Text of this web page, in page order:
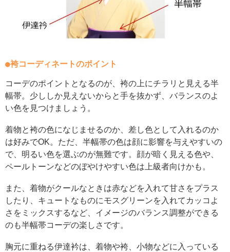
●袴コーディネートのポイント
コーデのポイントとなるのが、袴の上にチラリと見える半
幅帯。少ししか見えないからと手を抜かず、バランスのよ
い色を見つけましょう。
着物と袴の色になじませるのか、差し色として入れるのか
は好みでOK。ただ、半幅帯の色は顔に影響を与えやすいの
で、明るい色を選ぶのが無難です。顔が暗く見える色や、
ペールトーンなどのぼやけやすい色は上級者向けかも。
また、着物がクールなときは赤などを入れて甘さをプラス
したり、キュートなものにモスグリーンを入れてカッコよ
さをミックスするなど、イメージのバランス調整ができる
のも半幅帯コーデの楽しさです。
胸元に重ねる伊達衿は、着物や袴、小物などに入っている